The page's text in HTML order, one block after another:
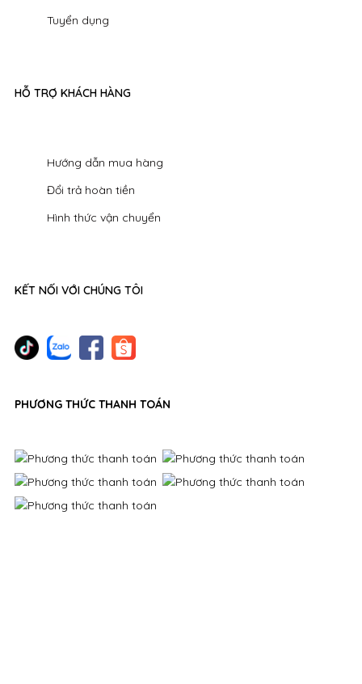
Tuyển dụng
HỖ TRỢ KHÁCH HÀNG
Hướng dẫn mua hàng
Đổi trả hoàn tiền
Hình thức vận chuyển
KẾT NỐI VỚI CHÚNG TÔI
PHƯƠNG THỨC THANH TOÁN